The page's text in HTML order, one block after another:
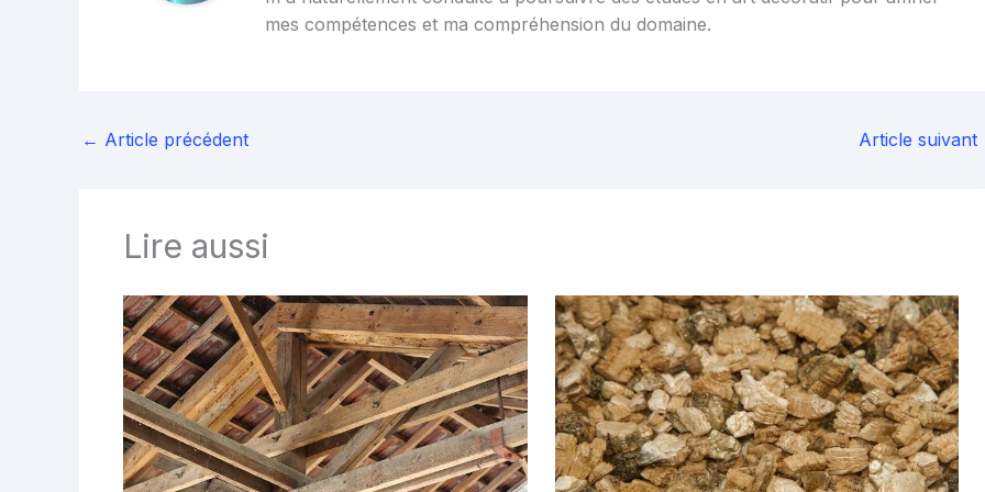
mes compétences et ma compréhension du domaine.
← Article précédent Article suivant
Lire aussi